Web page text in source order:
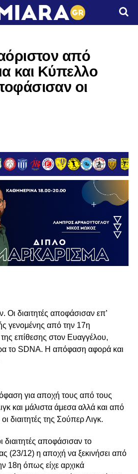
από
και Κύπελλο
οι
Οι διαιτητές αποφάσισαν επ’
γενομένης από την 17η
επίθεσης στον Ευαγγέλου,
το SDNA. Η απόφαση αφορά και
για αποχή τους από τους
και μάλιστα άμεσα αλλά και από
διαιτητές της Σούπερ Λιγκ.
διαιτητές αποφάσισαν το
(23/12) η αποχή να ξεκινήσει από
18η όπως είχε αρχικά